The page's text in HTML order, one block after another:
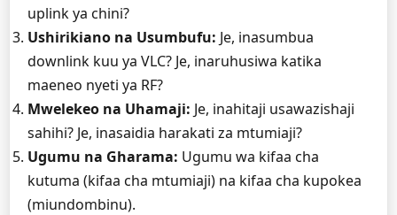
uplink ya chini?
Ushirikiano na Usumbufu: Je, inasumbua
downlink kuu ya VLC? Je, inaruhusiwa katika
maeneo nyeti ya RF?
Mwelekeo na Uhamaji: Je, inahitaji usawazishaji
sahihi? Je, inasaidia harakati za mtumiaji?
Ugumu na Gharama: Ugumu wa kifaa cha
kutuma (kifaa cha mtumiaji) na kifaa cha kupokea
(miundombinu).